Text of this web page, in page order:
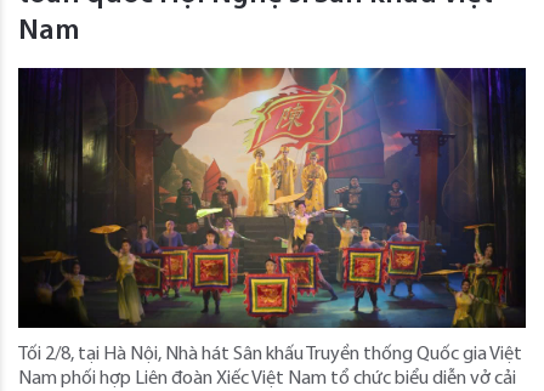
Nam
Tối 2/8, tại Hà Nội, Nhà hát Sân khấu Truyền thống Quốc gia Việt
Nam phối hợp Liên đoàn Xiếc Việt Nam tổ chức biểu diễn vở cải